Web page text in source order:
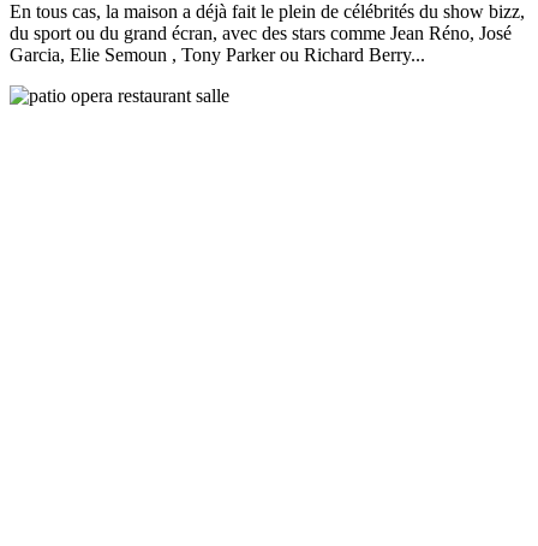
En tous cas, la maison a déjà fait le plein de célébrités du show bizz,
du sport ou du grand écran, avec des stars comme Jean Réno, José
Garcia, Elie Semoun , Tony Parker ou Richard Berry...